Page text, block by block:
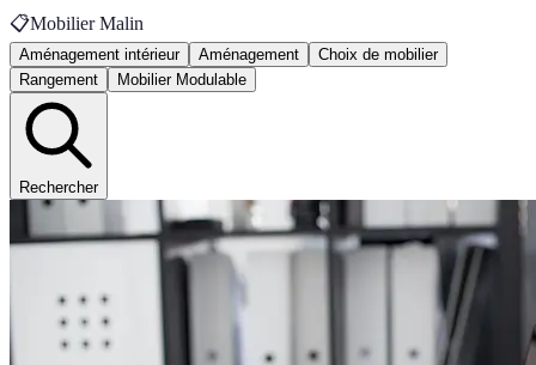
📋Mobilier Malin
Aménagement intérieur Aménagement
Choix de mobilier
Rangement
Mobilier Modulable
Rechercher